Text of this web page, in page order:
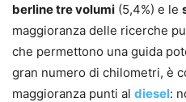
berline tre volumi (5,4%) e le
maggioranza delle ricerche
che permettono una guida
gran numero di chilometri, è
maggioranza punti al diesel: